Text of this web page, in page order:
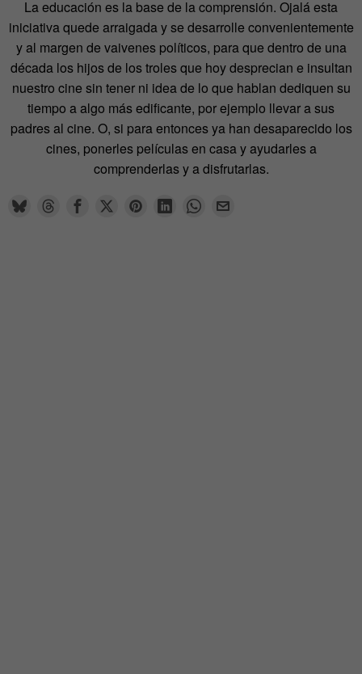
La educación es la base de la comprensión. Ojalá esta
iniciativa quede arraigada y se desarrolle convenientemente
y al margen de vaivenes políticos, para que dentro de una
década los hijos de los troles que hoy desprecian e insultan
nuestro cine sin tener ni idea de lo que hablan dediquen su
tiempo a algo más edificante, por ejemplo llevar a sus
padres al cine. O, si para entonces ya han desaparecido los
cines, ponerles películas en casa y ayudarles a
comprenderlas y a disfrutarlas.